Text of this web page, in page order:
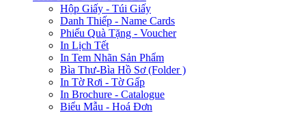
Hộp Giấy - Túi Giấy
Danh Thiếp - Name Cards
Phiếu Quà Tặng - Voucher
In Lịch Tết
In Tem Nhãn Sản Phẩm
Bìa Thư-Bìa Hồ Sơ (Folder )
In Tờ Rơi - Tờ Gấp
In Brochure - Catalogue
Biểu Mẫu - Hoá Đơn